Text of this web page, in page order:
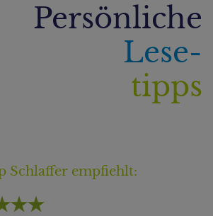
Persönliche
Lese-
tipps
Schlaffer empfiehlt: